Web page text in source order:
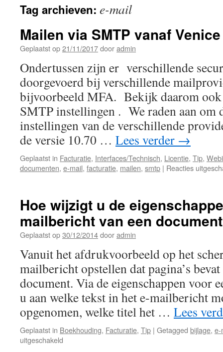
inhoud
Tag archieven: e-mail
Mailen via SMTP vanaf
Geplaatst op21/11/2017dooradmin
Ondertussen zijn er verschillende
doorgevoerd bij verschillende
bijvoorbeeld MFA. Bekijk daarom
SMTP instellingen . We raden aan om
instellingen van de verschillende
de versie 10.70 … Lees verder →
Geplaatst in Facturatie, Interfaces/Technisch, Licentie, Tip,
documenten, e-mail, facturatie, mailen, smtp | Reacties
Hoe wijzigt u de
mailbericht van een
Geplaatst op30/12/2014dooradmin
Vanuit het afdrukvoorbeeld op het
mailbericht opstellen dat pagina’s
document. Via de eigenschappen voor
u aan welke tekst in het e-mailbericht
opgenomen, welke titel het … Lees
Geplaatst in Boekhouding, Facturatie, Tip | Getagged bijlage, e-
uitgeschakeld